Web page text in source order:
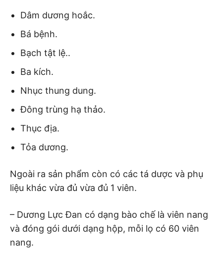
Dâm dương hoắc.
Bá bệnh.
Bạch tật lệ..
Ba kích.
Nhục thung dung.
Đông trùng hạ thảo.
Thục địa.
Tỏa dương.
Ngoài ra sản phẩm còn có các tá dược và phụ
liệu khác vừa đủ vừa đủ 1 viên.
– Dương Lực Đan có dạng bào chế là viên nang
và đóng gói dưới dạng hộp, mỗi lọ có 60 viên
nang.